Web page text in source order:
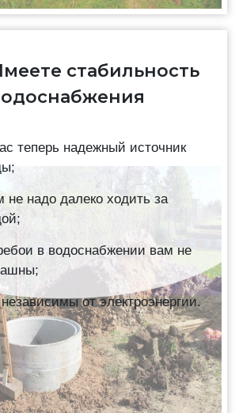
стабильность
теперь надежный источник
не надо далеко ходить за
в водоснабжении вам не
от электроэнергии.